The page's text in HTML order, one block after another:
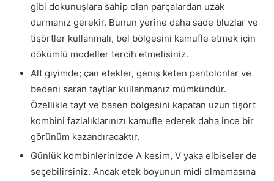
gibi dokunuşlara sahip olan parçalardan uzak
durmanız gerekir. Bunun yerine daha sade bluzlar ve
tişörtler kullanmalı, bel bölgesini kamufle etmek için
dökümlü modeller tercih etmelisiniz.
Alt giyimde; çan etekler, geniş keten pantolonlar ve
bedeni saran taytlar kullanmanız mümkündür.
Özellikle tayt ve basen bölgesini kapatan uzun tişört
kombini fazlalıklarınızı kamufle ederek daha ince bir
görünüm kazandıracaktır.
Günlük kombinlerinizde A kesim, V yaka elbiseler de
seçebilirsiniz. Ancak etek boyunun midi olmamasına